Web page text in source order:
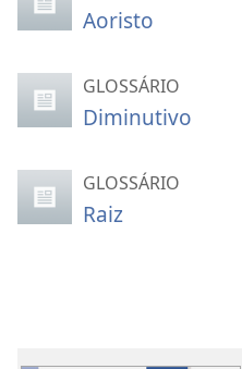
Aoristo
GLOSSÁRIO
Diminutivo
GLOSSÁRIO
Raiz